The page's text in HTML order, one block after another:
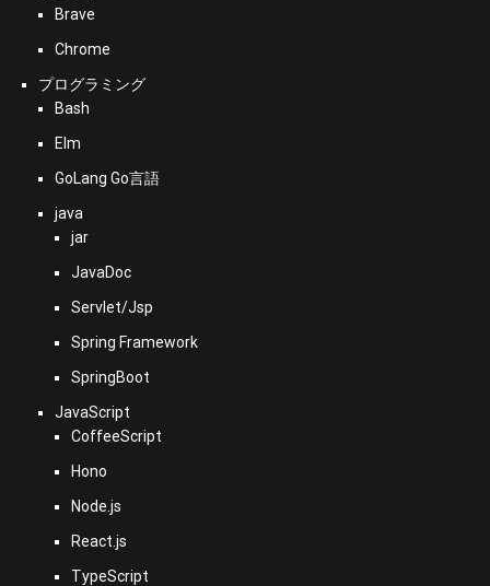
Brave
Chrome
プログラミング
Bash
Elm
GoLang Go言語
java
jar
JavaDoc
Servlet/Jsp
Spring Framework
SpringBoot
JavaScript
CoffeeScript
Hono
Node.js
React.js
TypeScript